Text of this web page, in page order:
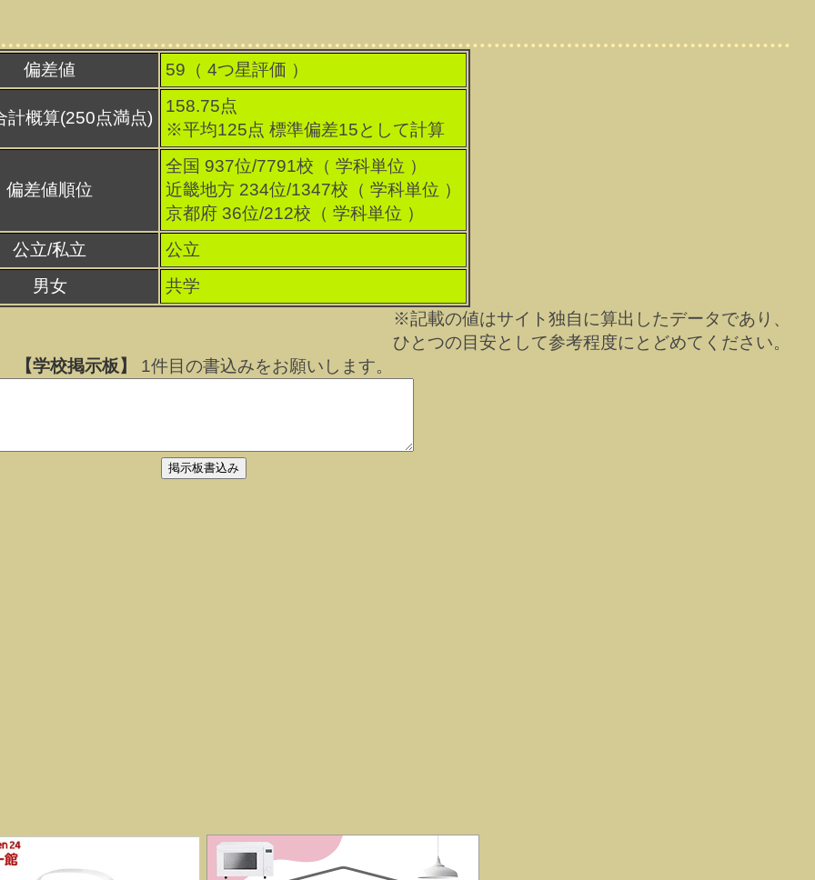
偏差値 59（ 4つ星評価 ）
計概算(250点満点)
158.75点
※平均125点 標準偏差15として計算
偏差値順位
全国 937位/7791校（ 学科単位 ）
近畿地方 234位/1347校（ 学科単位 ）
京都府 36位/212校（ 学科単位 ）
公立/私立
公立
男女
共学
※記載の値はサイト独自に算出したデータであり、
ひとつの目安として参考程度にとどめてください。
【学校掲示板】
1件目の書込みをお願いします。